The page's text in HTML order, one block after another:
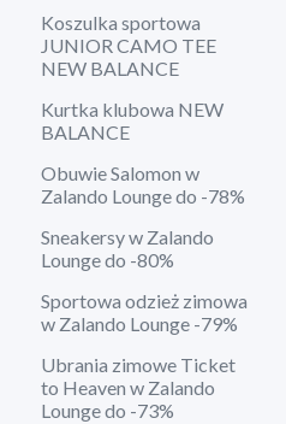
Koszulka sportowa
JUNIOR CAMO TEE
NEW BALANCE
Kurtka klubowa NEW
BALANCE
Obuwie Salomon w
Zalando Lounge do -78%
Sneakersy w Zalando
Lounge do -80%
Sportowa odzież zimowa
w Zalando Lounge -79%
Ubrania zimowe Ticket
to Heaven w Zalando
Lounge do -73%